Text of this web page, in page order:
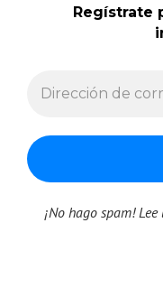
Regístrate
¡No hago spam! Lee